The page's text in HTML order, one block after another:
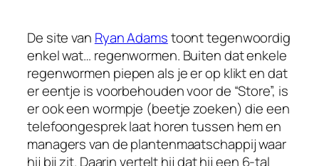
De site van Ryan Adamstoont tegenwoordig
enkel wat… regenwormen. Buiten dat enkele
regenwormen piepen als je er op klikt en dat
er eentje is voorbehouden voor de “Store”, is
er ook een wormpje (beetje zoeken) die een
telefoongesprek laat horen tussen hem en
managers van de plantenmaatschappij waar
hij bij zit. Daarin vertelt hij dat hij een 6-tal